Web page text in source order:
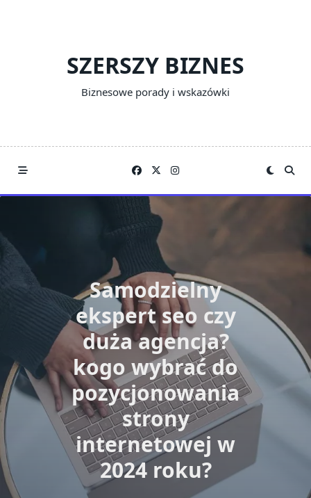
SZERSZY BIZNES
Biznesowe porady i wskazówki
Samodzielny
ekspert seo czy
duża agencja?
kogo wybrać do
pozycjonowania
strony
internetowej w
2024 roku?